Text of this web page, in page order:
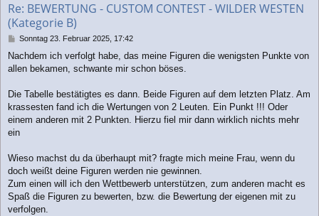
Re: BEWERTUNG - CUSTOM CONTEST - WILDER WESTEN
(Kategorie B)
B
i
t
a
Sonntag 23. Februar 2025, 17:42
Nachdem ich verfolgt habe, das meine Figuren die wenigsten Punkte von
allen bekamen, schwante mir schon böses.
Die Tabelle bestätigtes es dann. Beide Figuren auf dem letzten Platz. Am
krassesten fand ich die Wertungen von 2 Leuten. Ein Punkt !!! Oder
einem anderen mit 2 Punkten. Hierzu fiel mir dann wirklich nichts mehr
ein
Wieso machst du da überhaupt mit? fragte mich meine Frau, wenn du
doch weißt deine Figuren werden nie gewinnen.
Zum einen will ich den Wettbewerb unterstützen, zum anderen macht es
Spaß die Figuren zu bewerten, bzw. die Bewertung der eigenen mit zu
verfolgen.